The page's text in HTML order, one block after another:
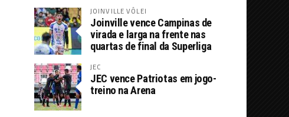
JOINVILLE VÔLEI
Joinville vence Campinas de
virada e larga na frente nas
quartas de final da Superliga
JEC
JEC vence Patriotas em jogo-
treino na Arena